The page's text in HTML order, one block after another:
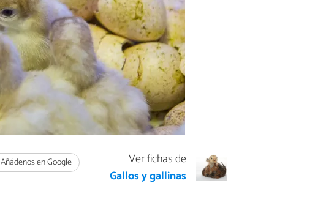
Añádenos en Google
Ver fichas de
Gallos y gallinas